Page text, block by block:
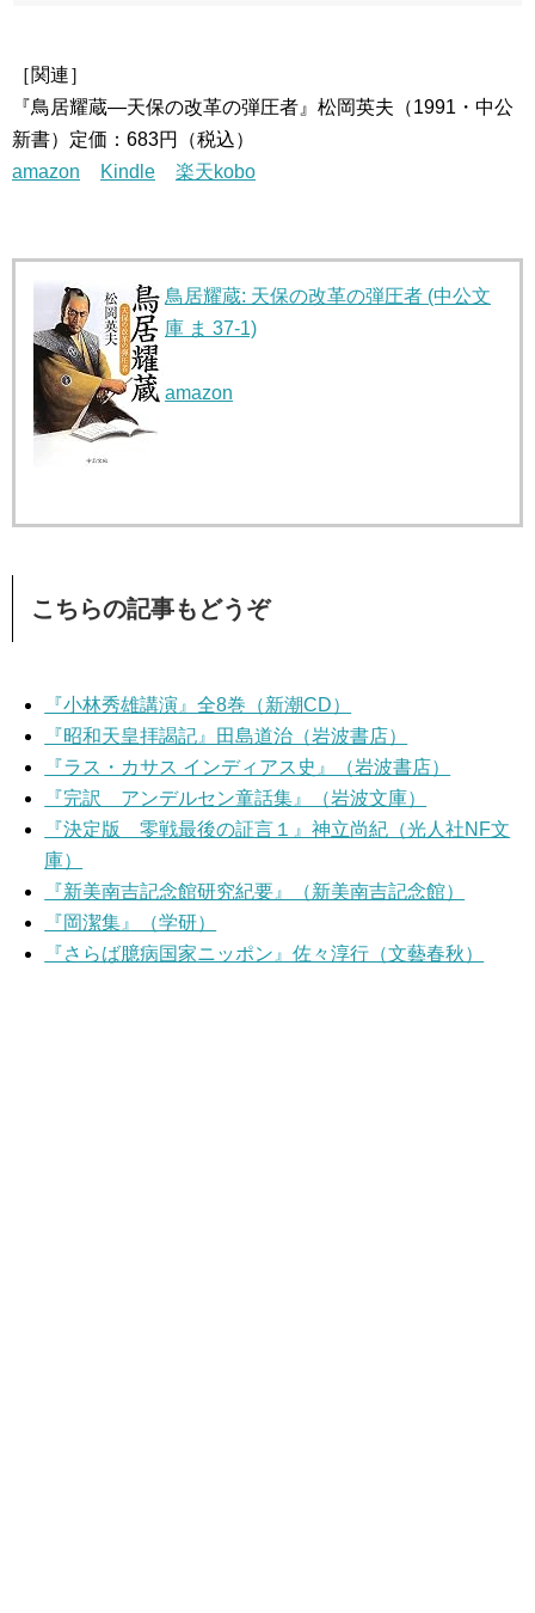
［関連］
『鳥居耀蔵―天保の改革の弾圧者』松岡英夫（1991・中公
新書）定価：683円（税込）
amazon
Kindle 楽天kobo
鳥居耀蔵: 天保の改革の弾圧者 (中公文
庫 ま 37-1)
amazon
こちらの記事もどうぞ
『小林秀雄講演』全8巻（新潮CD）
『昭和天皇拝謁記』田島道治（岩波書店）
『ラス・カサス インディアス史』（岩波書店）
『完訳 アンデルセン童話集』（岩波文庫）
『決定版 零戦最後の証言１』神立尚紀（光人社NF文
庫）
『新美南吉記念館研究紀要』（新美南吉記念館）
『岡潔集』（学研）
『さらば臆病国家ニッポン』佐々淳行（文藝春秋）